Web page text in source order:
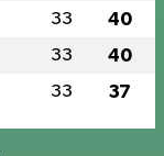
33 40
33 40
33 37